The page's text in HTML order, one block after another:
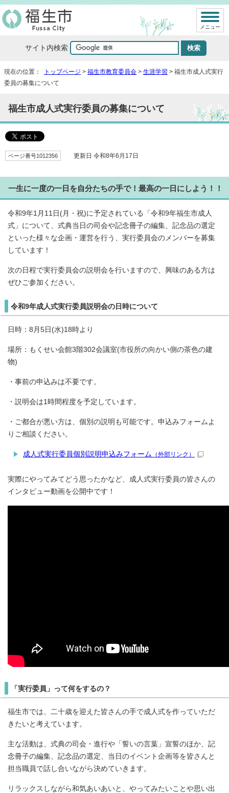
サイト内検索
メニュー
現在の位置： トップページ > 福生市教育委員会 > 生涯学習 > 福生市成人式実行
委員の募集について
福生市成人式実行委員の募集について
ページ番号1012356 更新日 令和8年6月17日
一生に一度の一日を自分たちの手で！最高の一日にしよう！！
令和9年1月11日(月・祝)に予定されている「令和9年福生市成人
式」について、式典当日の司会や記念冊子の編集、記念品の選定
といった様々な企画・運営を行う、実行委員会のメンバーを募集
しています！
次の日程で実行委員会の説明会を行いますので、興味のある方は
ぜひご参加ください。
令和9年成人式実行委員説明会の日時について
日時：8月5日(水)18時より
場所：もくせい会館3階302会議室(市役所の向かい側の茶色の建
物)
・事前の申込みは不要です。
・説明会は1時間程度を予定しています。
・ご都合が悪い方は、個別の説明も可能です。申込みフォームよ
りご相談ください。
成人式実行委員個別説明申込みフォーム （外部リンク）
実際にやってみてどう思ったかなど、成人式実行委員の皆さんの
インタビュー動画を公開中です！
「実行委員」って何をするの？
福生市では、二十歳を迎えた皆さんの手で成人式を作っていただ
きたいと考えています。
主な活動は、式典の司会・進行や「誓いの言葉」宣誓のほか、記
念冊子の編集、記念品の選定、当日のイベント企画等を皆さんと
担当職員で話し合いながら決めていきます。
リラックスしながら和気あいあいと、やってみたいことや思い出